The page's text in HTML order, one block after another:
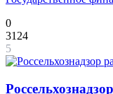
0
3124
5